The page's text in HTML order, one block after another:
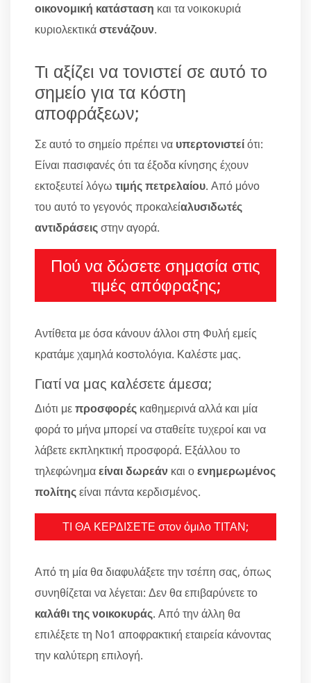
οικονομική κατάσταση και τα νοικοκυριά
κυριολεκτικάστενάζουν.
Τι αξίζει να τονιστεί σε αυτό το
σημείο για τα κόστη
αποφράξεων;
Σε αυτό το σημείο πρέπει να υπερτονιστείότι:
Είναι πασιφανές ότι τα έξοδα κίνησης έχουν
εκτοξευτεί λόγω τιμής πετρελαίου. Από μόνο
του αυτό το γεγονός προκαλείαλυσιδωτές
αντιδράσειςστην αγορά.
Πού να δώσετε σημασία στις
τιμές απόφραξης;
Αντίθετα με όσα κάνουν άλλοι στη Φυλή εμείς
κρατάμε χαμηλά κοστολόγια. Καλέστε μας.
Γιατί να μας καλέσετε άμεσα;
Διότι μεπροσφορές καθημερινά αλλά και μία
φορά το μήνα μπορεί να σταθείτε τυχεροί και να
λάβετε εκπληκτική προσφορά. Εξάλλου το
τηλεφώνημαείναι δωρεάν και οενημερωμένος
πολίτηςείναι πάντα κερδισμένος.
ΤΙ ΘΑ ΚΕΡΔΙΣΕΤΕ στον όμιλο ΤΙΤΑΝ;
Από τη μία θα διαφυλάξετε την τσέπη σας, όπως
συνηθίζεται να λέγεται: Δεν θα επιβαρύνετε το
καλάθι της νοικοκυράς. Από την άλλη θα
επιλέξετε τη Νο1 αποφρακτική εταιρεία κάνοντας
την καλύτερη επιλογή.